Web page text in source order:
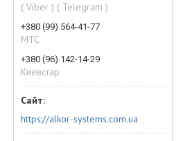
( Viber ) ( Telegram )
+380 (99) 564-41-77
МТС
+380 (96) 142-14-29
Киевстар
https://alkor-systems.com.ua